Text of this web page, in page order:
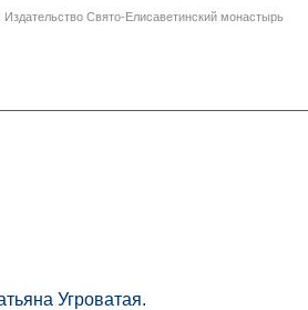
Издательство Свято-Елисаветинский монастырь
Угроватая.